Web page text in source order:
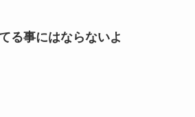
る事にはならないよ